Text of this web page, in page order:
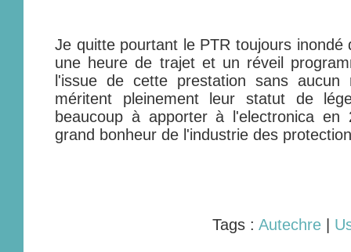
Je quitte pourtant le PTR toujours
une heure de trajet et un réveil
l'issue de cette prestation sans
méritent pleinement leur statut de
beaucoup à apporter à l'electronica
grand bonheur de l'industrie des
Tags : Autechre